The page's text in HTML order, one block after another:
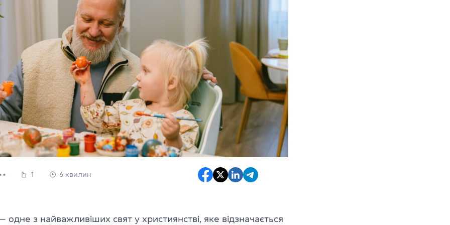
1 6 хвилин
одне з найважливіших свят у християнстві, яке відзначається